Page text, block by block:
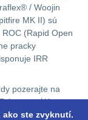
/ Woojin
MK II) sú
(Rapid Open
pracky
IRR
pozerajte na
lóg
AustriAlpin nie
ako ste zvyknutí.